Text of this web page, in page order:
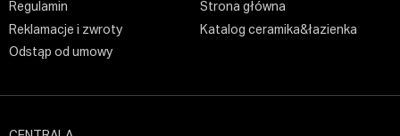
Regulamin
Reklamacje i zwroty
Odstąp od umowy
Strona główna
Katalog ceramika&łazienka